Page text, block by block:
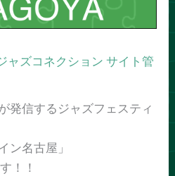
ャズコネクション サイト管
発信するジャズフェスティ
ン名古屋」
！！